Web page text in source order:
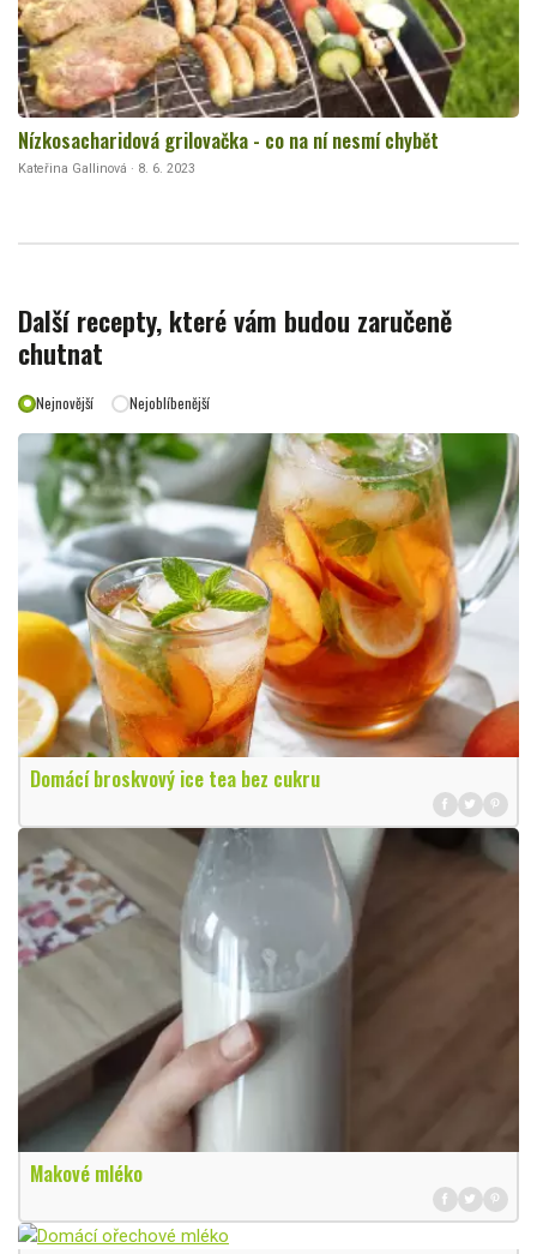
Nízkosacharidová grilovačka - co na ní nesmí chybět
Kateřina Gallinová · 8. 6. 2023
Další recepty, které vám budou zaručeně
chutnat
Nejnovější Nejoblíbenější
Domácí broskvový ice tea bez cukru
Makové mléko